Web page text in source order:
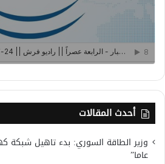
أحدث المقالات
عاما”